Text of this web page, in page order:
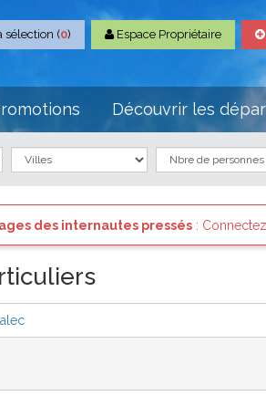
sélection (0) Espace Propriétaire
Découvrir les
vous à votre compte et consultez